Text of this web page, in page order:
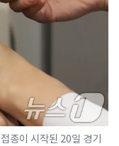
종이 시작된 20일 경기